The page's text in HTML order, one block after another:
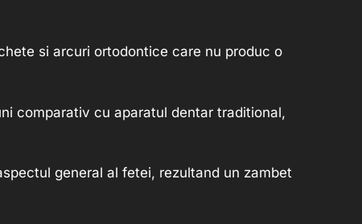
si arcuri ortodontice care nu produc o
comparativ cu aparatul dentar traditional,
general al fetei, rezultand un zambet